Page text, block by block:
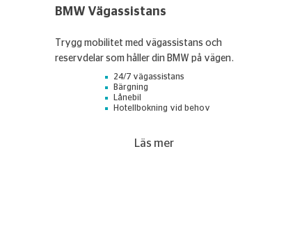
BMW Vägassistans
Trygg mobilitet med vägassistans och
reservdelar som håller din BMW på vägen.
24/7 vägassistans
Bärgning
Lånebil
Hotellbokning vid behov
Läs mer